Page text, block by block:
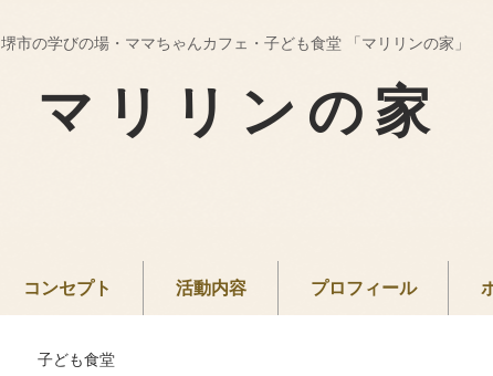
堺市の学びの場・ママちゃんカフェ・子ども食堂 「マリリンの家」
マリリンの家
コンセプト 活動内容 プロフィール
子ども食堂